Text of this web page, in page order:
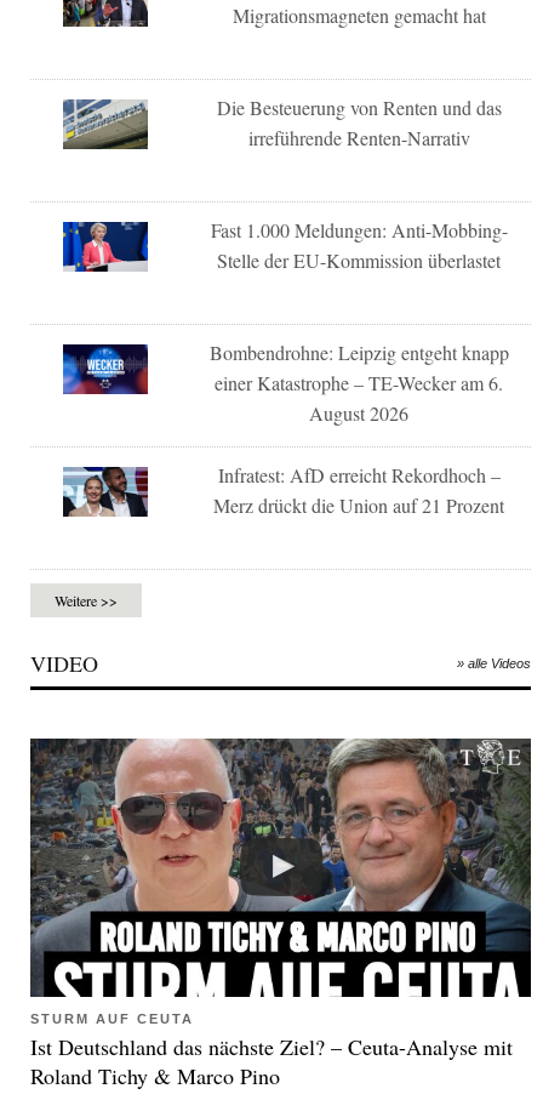
Migrationsmagneten gemacht hat
Die Besteuerung von Renten und das
irreführende Renten-Narrativ
Fast 1.000 Meldungen: Anti-Mobbing-
Stelle der EU-Kommission überlastet
Bombendrohne: Leipzig entgeht knapp
einer Katastrophe – TE-Wecker am 6.
August 2026
Infratest: AfD erreicht Rekordhoch –
Merz drückt die Union auf 21 Prozent
Weitere >>
VIDEO » alle Videos
STURM AUF CEUTA
Ist Deutschland das nächste Ziel? – Ceuta-Analyse mit
Roland Tichy & Marco Pino